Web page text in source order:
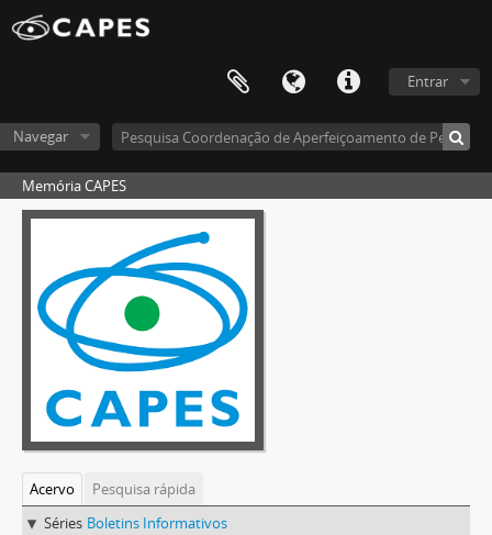
Entrar
Navegar
Memória CAPES
Acervo
Pesquisa rápida
Séries Boletins Informativos